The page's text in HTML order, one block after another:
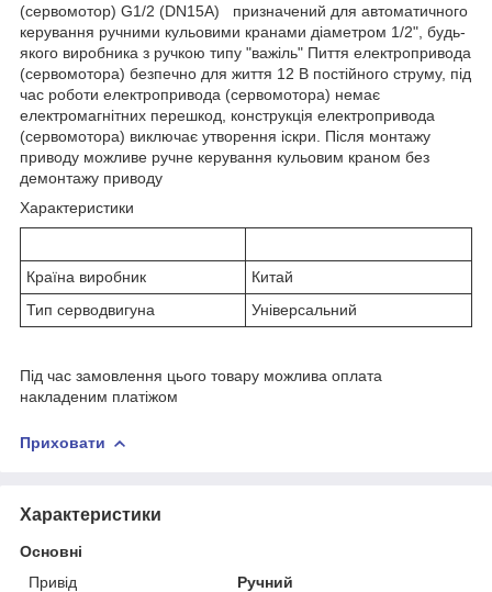
(сервомотор) G1/2 (DN15A) призначений для автоматичного
керування ручними кульовими кранами діаметром 1/2", будь-
якого виробника з ручкою типу "важіль" Пиття електропривода
(сервомотора) безпечно для життя 12 В постійного струму, під
час роботи електропривода (сервомотора) немає
електромагнітних перешкод, конструкція електропривода
(сервомотора) виключає утворення іскри. Після монтажу
приводу можливе ручне керування кульовим краном без
демонтажу приводу
Характеристики
Країна виробник
Китай
Тип серводвигуна
Універсальний
Під час замовлення цього товару можлива оплата
накладеним платіжом
Приховати
Характеристики
Основні
Привід
Ручний